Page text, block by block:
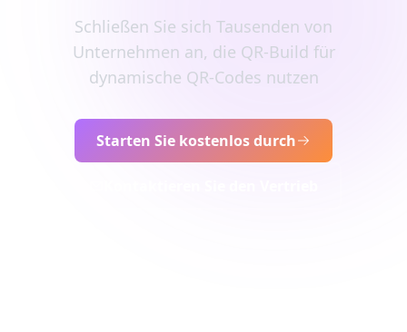
Schließen Sie sich Tausenden von
Unternehmen an, die QR-Build für
dynamische QR-Codes nutzen
Starten Sie kostenlos durch